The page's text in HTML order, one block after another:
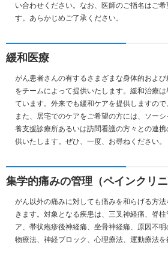
い合わせください。なお、医師のご指名はご
す。あらかじめご了承ください。
緩和医療
がん患者さんの有するさまざまな身体的およ
をチームによって提供いたします。緩和治療
ています。外来でも緩和ケアを提供しますので
また、居宅でのケアをご希望の方には、ソー
養支援診療所あるいは訪問看護の方々との連
供いたします。ぜひ、一度、お尋ねください。
集学的痛みの管理（ペインクリニ
がん以外の痛みに対しても痛みを和らげる方
きます。対象となる疾患は、三叉神経痛、脊
ア、帯状疱疹後神経痛、坐骨神経痛、原因不
物療法、神経ブロック、心理療法、運動療法を